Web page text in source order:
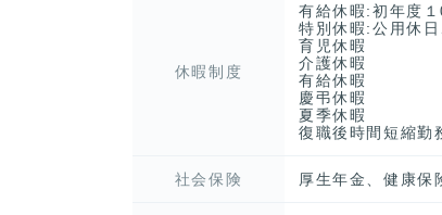
休暇制度
有給休暇:初年度
特別休暇:公用休
育児休暇
介護休暇
有給休暇
慶弔休暇
夏季休暇
復職後時間短縮勤
社会保険 厚生年金、健康保